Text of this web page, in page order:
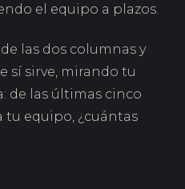
el equipo a plazos.
las dos columnas y
sí sirve, mirando tu
de las últimas cinco
tu equipo, ¿cuántas